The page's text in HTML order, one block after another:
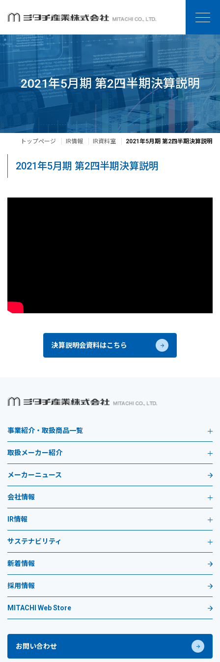
2021年5月期 第2四半期決算説明
トップページ IR情報 IR資料室 2021年5月期 第2四半期決算説明
2021年5月期 第2四半期決算説明
決算説明会資料はこちら
事業紹介・取扱商品一覧
取扱メーカー紹介
メーカーニュース
会社情報
IR情報
サステナビリティ
新着情報
採用情報
MITACHI Web Store
お問い合わせ